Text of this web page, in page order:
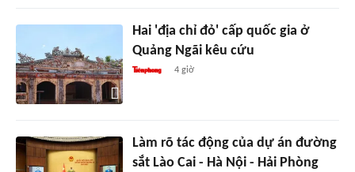
Hai 'địa chỉ đỏ' cấp quốc gia ở
Quảng Ngãi kêu cứu
4 giờ
Làm rõ tác động của dự án đường
sắt Lào Cai - Hà Nội - Hải Phòng